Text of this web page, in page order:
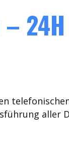
– 24H
aller